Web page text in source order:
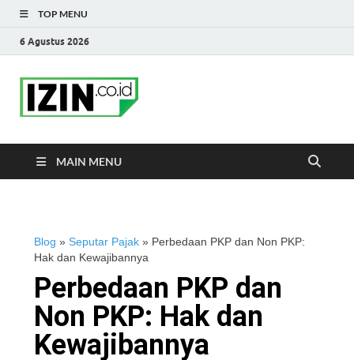
TOP MENU
6 Agustus 2026
MAIN MENU
Blog » Seputar Pajak » Perbedaan PKP dan Non PKP:
Hak dan Kewajibannya
Perbedaan PKP dan
Non PKP: Hak dan
Kewajibannya